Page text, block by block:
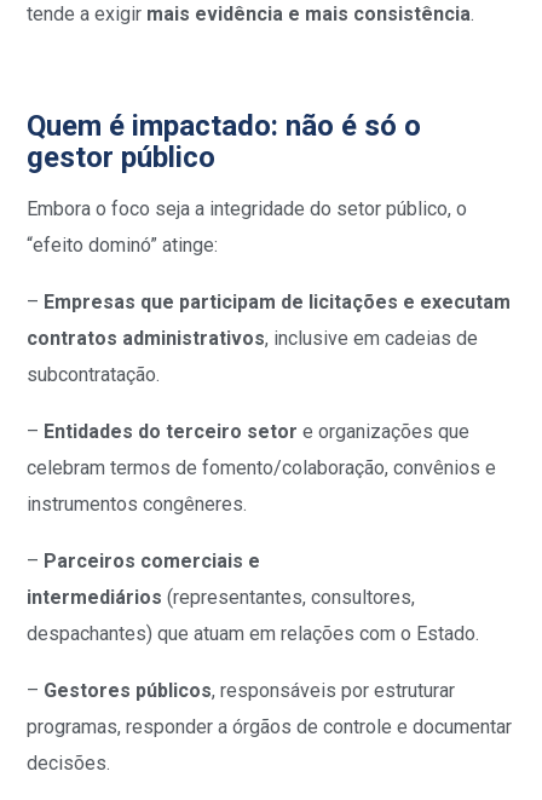
tende a exigir mais evidência e mais consistência.
Quem é impactado: não é só o
gestor público
Embora o foco seja a integridade do setor público, o
“efeito dominó” atinge:
– Empresas que participam de licitações e executam
contratos administrativos, inclusive em cadeias de
subcontratação.
– Entidades do terceiro setor e organizações que
celebram termos de fomento/colaboração, convênios e
instrumentos congêneres.
– Parceiros comerciais e
intermediários (representantes, consultores,
despachantes) que atuam em relações com o Estado.
– Gestores públicos, responsáveis por estruturar
programas, responder a órgãos de controle e documentar
decisões.